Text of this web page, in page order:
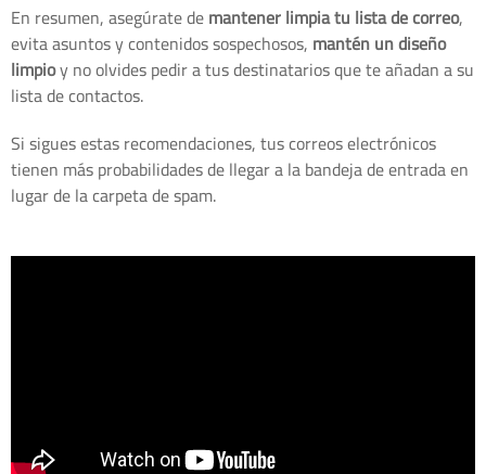
En resumen, asegúrate demantener limpia tu lista de correo,
evita asuntos y contenidos sospechosos, mantén un diseño
limpioy no olvides pedir a tus destinatarios que te añadan a su
lista de contactos.
Si sigues estas recomendaciones, tus correos electrónicos
tienen más probabilidades de llegar a la bandeja de entrada en
lugar de la carpeta de spam.